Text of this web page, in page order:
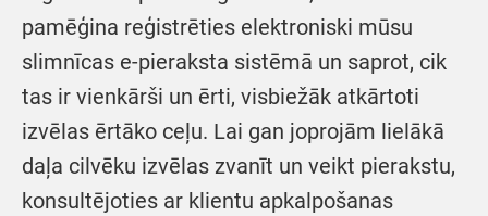
pamēģina reģistrēties elektroniski mūsu
slimnīcas e-pieraksta sistēmā un saprot, cik
tas ir vienkārši un ērti, visbiežāk atkārtoti
izvēlas ērtāko ceļu. Lai gan joprojām lielākā
daļa cilvēku izvēlas zvanīt un veikt pierakstu,
konsultējoties ar klientu apkalpošanas